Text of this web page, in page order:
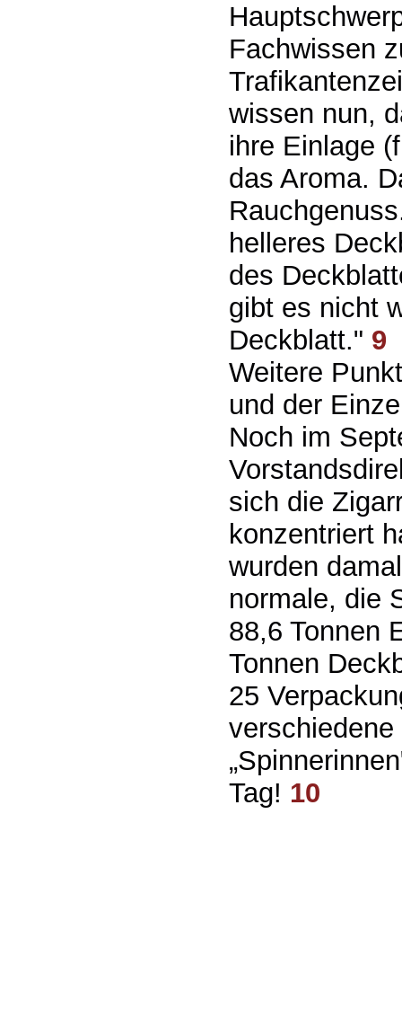
Fachwissen
wissen nun,
ihre Einlage
das Aroma.
helleres
des
gibt es nicht
Deckblatt." 9
Weitere
und der
Noch im
sich die
konzentriert
wurden
normale, die
88,6 Tonnen
Tonnen
25
Tag! 10